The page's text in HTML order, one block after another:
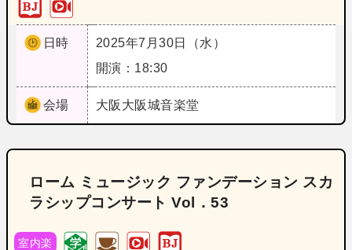
日時
2025年7月30日（水）
開演：18:30
会場 大阪 大阪城音楽堂
ローム ミュージック ファンデーション スカ
ラシップコンサート Vol．53
室内楽